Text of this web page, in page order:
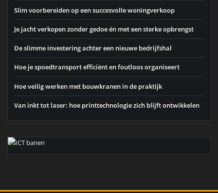
Slim voorbereiden op een succesvolle woningverkoop
Je jacht verkopen zonder gedoe én met een sterke opbrengst
De slimme investering achter een nieuwe bedrijfshal
Hoe je spoedtransport efficiënt en foutloos organiseert
Hoe veilig werken met bouwkranen in de praktijk
Van inkt tot laser: hoe printtechnologie zich blijft ontwikkelen